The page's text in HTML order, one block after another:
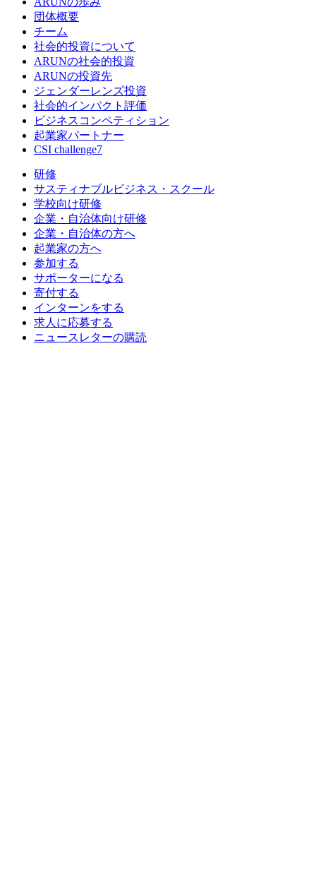
団体概要
チーム
社会的投資について
ARUNの社会的投資
ARUNの投資先
ジェンダーレンズ投資
社会的インパクト評価
ビジネスコンペティション
起業家パートナー
CSI challenge7
研修
サスティナブルビジネス・スクール
学校向け研修
企業・自治体向け研修
企業・自治体の方へ
起業家の方へ
参加する
サポーターになる
寄付する
インターンをする
求人に応募する
ニュースレターの購読